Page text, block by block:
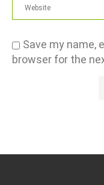
Save my name,
browser for the